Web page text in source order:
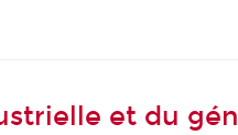
et du